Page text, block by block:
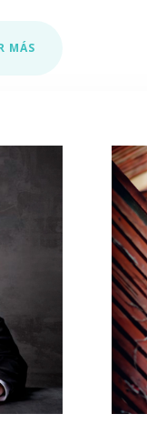
MÁS